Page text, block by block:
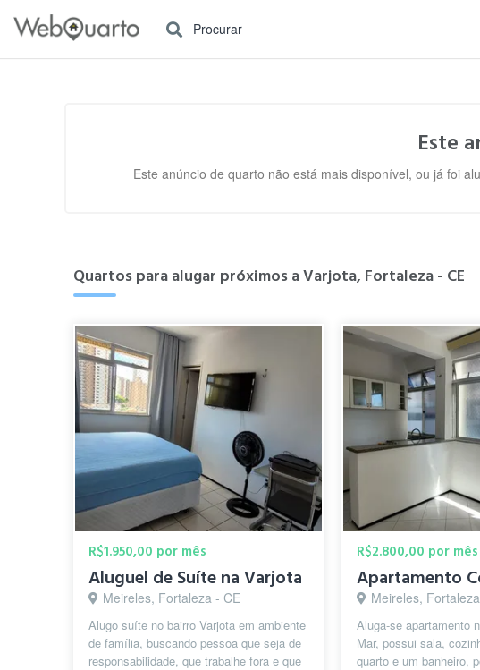
Procurar
Este
Este anúncio de quarto não está mais disponível, ou já foi
Quartos para alugar próximos a Varjota, Fortaleza - CE
R$1.950,00 por mês
Aluguel de Suíte na Varjota
Meireles, Fortaleza - CE
Alugo suíte no bairro Varjota em ambiente
de família, buscando pessoa que seja de
responsabilidade, que trabalhe fora e que
R$2.800,00 por mês
Meireles,
Aluga-se apartamento
Mar, possui sala,
quarto e um banheiro,